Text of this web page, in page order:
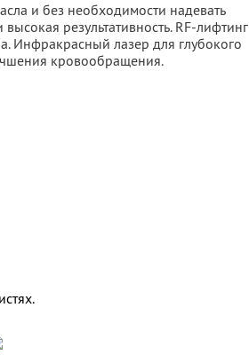
и без необходимости надевать
результативность. RF-лифтинг
Инфракрасный лазер для глубокого
кровообращения.